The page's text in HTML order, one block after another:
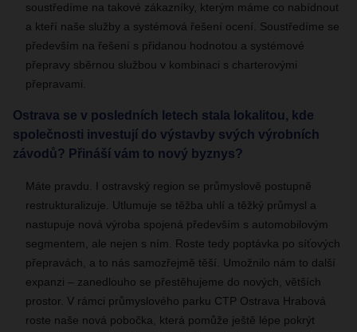
soustředíme na takové zákazníky, kterým máme co nabídnout
a kteří naše služby a systémová řešení ocení. Soustředíme se
především na řešení s přidanou hodnotou a systémové
přepravy sběrnou službou v kombinaci s charterovými
přepravami.
Ostrava se v posledních letech stala lokalitou, kde
společnosti investují do výstavby svých výrobních
závodů? Přináší vám to nový byznys?
Máte pravdu. I ostravský region se průmyslově postupně
restrukturalizuje. Utlumuje se těžba uhlí a těžký průmysl a
nastupuje nová výroba spojená především s automobilovým
segmentem, ale nejen s ním. Roste tedy poptávka po síťových
přepravách, a to nás samozřejmě těší. Umožnilo nám to další
expanzi – zanedlouho se přestěhujeme do nových, větších
prostor. V rámci průmyslového parku CTP Ostrava Hrabová
roste naše nová pobočka, která pomůže ještě lépe pokrýt